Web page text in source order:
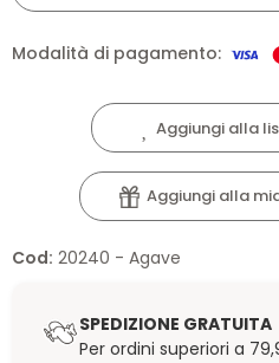
Modalità di pagamento:
Aggiungi alla
Aggiungi alla
Cod: 20240 - Agave
SPEDIZIONE GRATUITA
Per ordini superiori a